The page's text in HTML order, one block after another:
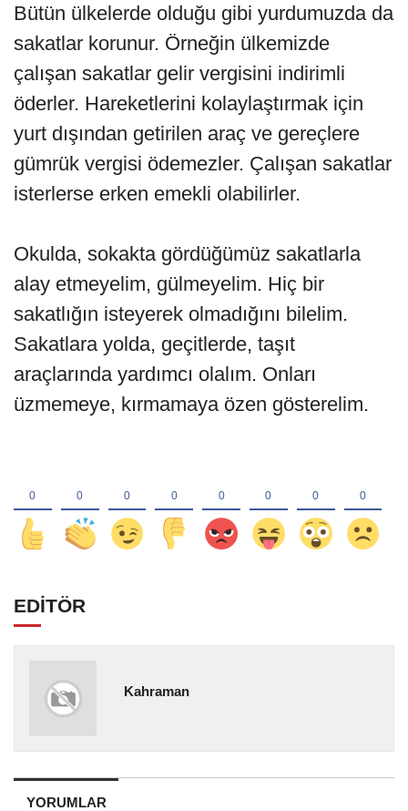
Bütün ülkelerde olduğu gibi yurdumuzda da
sakatlar korunur. Örneğin ülkemizde
çalışan sakatlar gelir vergisini indirimli
öderler. Hareketlerini kolaylaştırmak için
yurt dışından getirilen araç ve gereçlere
gümrük vergisi ödemezler. Çalışan sakatlar
isterlerse erken emekli olabilirler.
Okulda, sokakta gördüğümüz sakatlarla
alay etmeyelim, gülmeyelim. Hiç bir
sakatlığın isteyerek olmadığını bilelim.
Sakatlara yolda, geçitlerde, taşıt
araçlarında yardımcı olalım. Onları
üzmemeye, kırmamaya özen gösterelim.
EDİTÖR
Kahraman
YORUMLAR